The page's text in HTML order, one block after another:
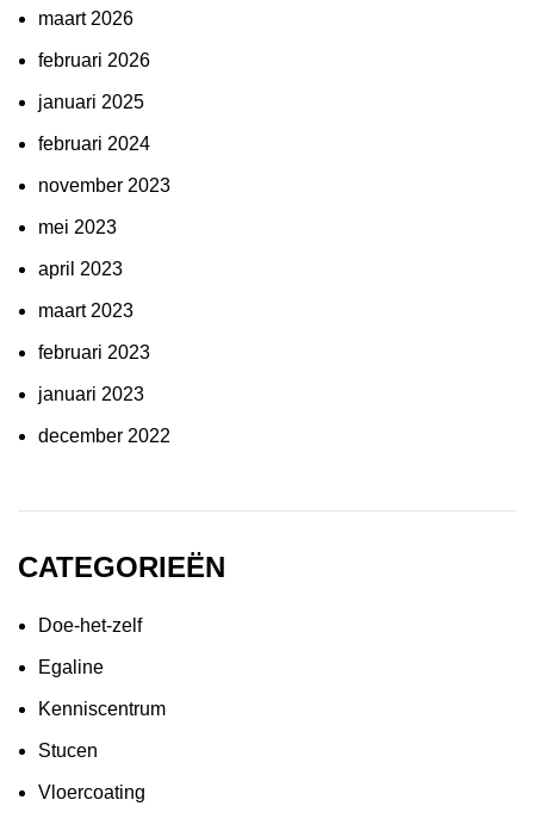
maart 2026
februari 2026
januari 2025
februari 2024
november 2023
mei 2023
april 2023
maart 2023
februari 2023
januari 2023
december 2022
CATEGORIEËN
Doe-het-zelf
Egaline
Kenniscentrum
Stucen
Vloercoating